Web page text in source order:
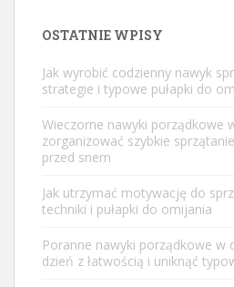
OSTATNIE WPISY
Jak wyrobić codzienny nawyk
strategie i typowe pułapki do
Wieczorne nawyki porządkowe
zorganizować szybkie
przed snem
Jak utrzymać motywację do
techniki i pułapki do omijania
Poranne nawyki porządkowe w
dzień z łatwością i uniknąć